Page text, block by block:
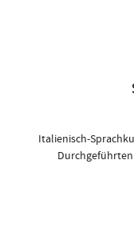
Italienisch-